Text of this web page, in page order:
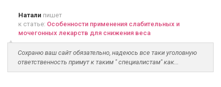
Натали пишет
к статье: Особенности применения слабительных и
мочегонных лекарств для снижения веса
Сохраню ваш сайт обязательно, надеюсь все таки уголовную
ответственность примут к таким " специалистам" как...